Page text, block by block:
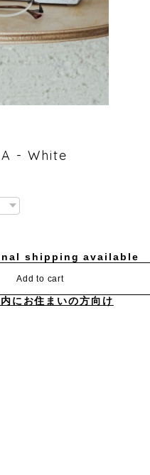
- White
shipping available
Add to cart
にお住まいの方向け